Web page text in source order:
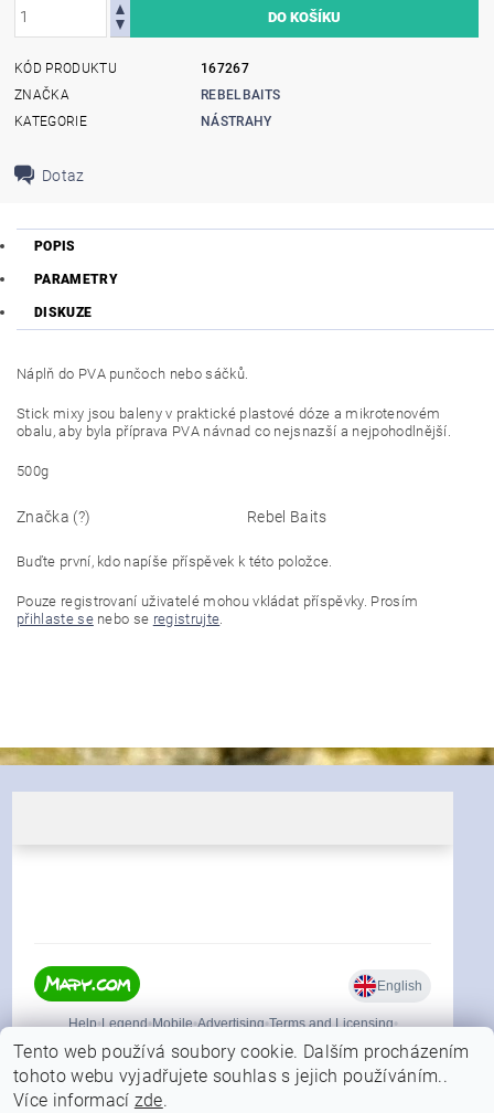
KÓD PRODUKTU
167267
ZNAČKA
REBELBAITS
KATEGORIE
NÁSTRAHY
Dotaz
POPIS
PARAMETRY
DISKUZE
Náplň do PVA punčoch nebo sáčků.
Stick mixy jsou baleny v praktické plastové dóze a mikrotenovém
obalu, aby byla příprava PVA návnad co nejsnazší a nejpohodlnější.
500g
Značka (?) Rebel Baits
Buďte první, kdo napíše příspěvek k této položce.
Pouze registrovaní uživatelé mohou vkládat příspěvky. Prosím
přihlaste senebo se registrujte.
Tento web používá soubory cookie. Dalším procházením
tohoto webu vyjadřujete souhlas s jejich používáním..
Více informací zde.